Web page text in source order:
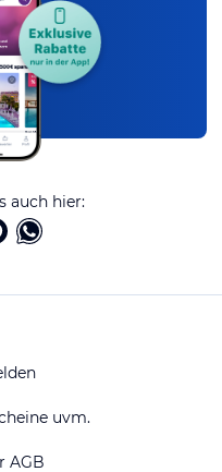
auch hier:
uvm.
AGB